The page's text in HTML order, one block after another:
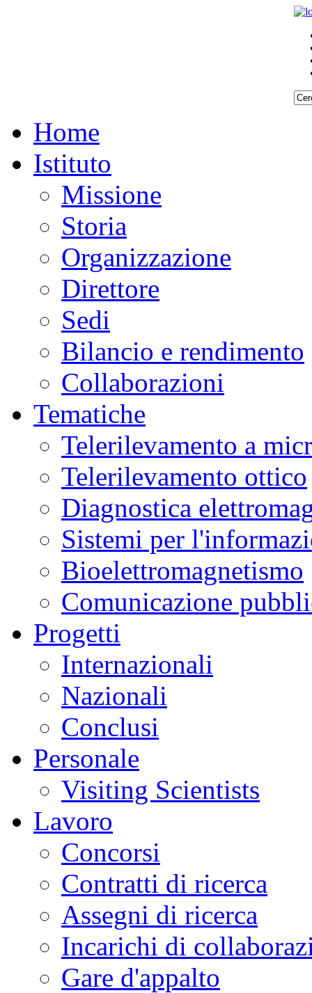
Home
Istituto
Missione
Storia
Organizzazione
Direttore
Sedi
Bilancio e rendimento
Collaborazioni
Tematiche
Telerilevamento a
Telerilevamento ottico
Diagnostica
Sistemi per
Bioelettromagnetismo
Comunicazione
Progetti
Internazionali
Nazionali
Conclusi
Personale
Visiting Scientists
Lavoro
Concorsi
Contratti di ricerca
Assegni di ricerca
Incarichi di
Gare d'appalto